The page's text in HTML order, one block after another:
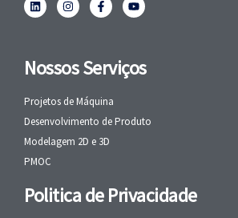
Nossos Serviços
Projetos de Máquina
Desenvolvimento de Produto
Modelagem 2D e 3D
PMOC
Politica de Privacidade